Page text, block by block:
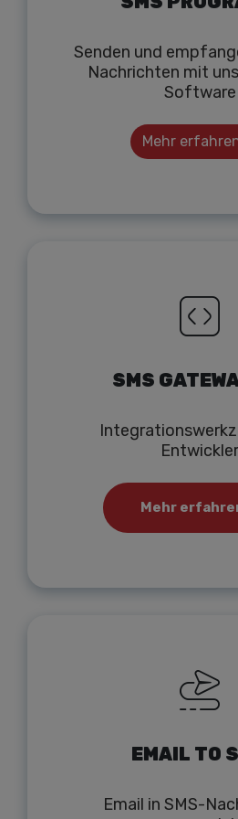
Senden und
Nachrichten mit
Software
Mehr
SMS
Entwickler
Mehr
EMAIL TO
Email in SMS-